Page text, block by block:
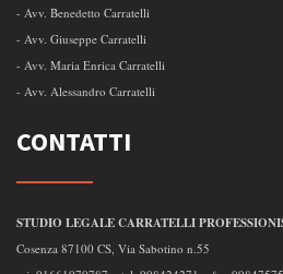
- Avv. Benedetto Carratelli
- Avv. Giuseppe Carratelli
- Avv. Maria Enrica Carratelli
- Avv. Alessandro Carratelli
CONTATTI
STUDIO LEGALE CARRATELLI
Cosenza 87100 CS, Via Sabotino n.55